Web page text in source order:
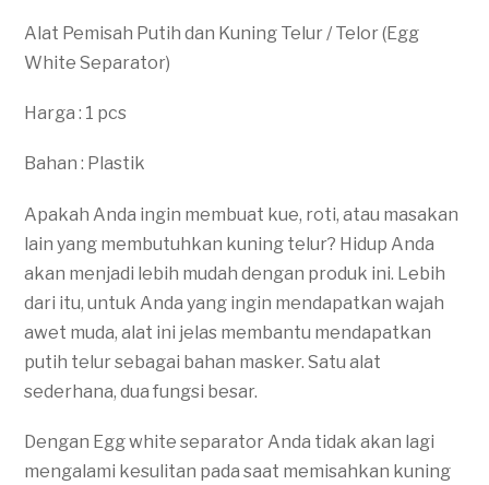
Alat Pemisah Putih dan Kuning Telur / Telor (Egg
White Separator)
Harga : 1 pcs
Bahan : Plastik
Apakah Anda ingin membuat kue, roti, atau masakan
lain yang membutuhkan kuning telur? Hidup Anda
akan menjadi lebih mudah dengan produk ini. Lebih
dari itu, untuk Anda yang ingin mendapatkan wajah
awet muda, alat ini jelas membantu mendapatkan
putih telur sebagai bahan masker. Satu alat
sederhana, dua fungsi besar.
Dengan Egg white separator Anda tidak akan lagi
mengalami kesulitan pada saat memisahkan kuning